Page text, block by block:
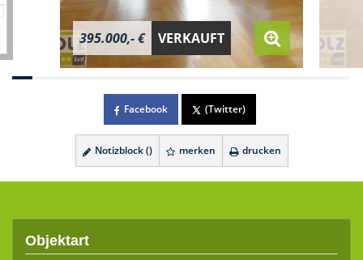
395.000,- € VERKAUFT
Facebook (Twitter)
Notizblock () merken drucken
Objektart